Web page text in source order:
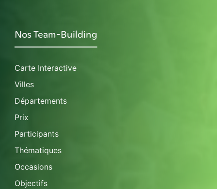
Nos Team-Building
Carte Interactive
Villes
Départements
Prix
Participants
Thématiques
Occasions
Objectifs